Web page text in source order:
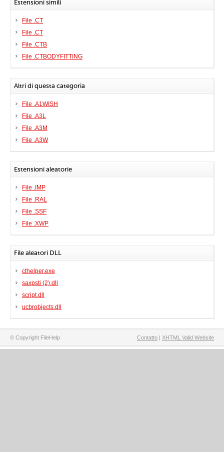
Estensioni simili
File .CT
File .CT
File .CTB
File .CTBODYFITTING
Altri di questa categoria
File .A1WISH
File .A3L
File .A3M
File .A3W
Estensioni aleatorie
File .IMP
File .RAL
File .SSF
File .XWP
File aleatori DLL
cthelper.exe
saxpsti (2).dll
script.dll
ucbrobjects.dll
© Copyright FileHelp Contatto | XHTML Valid Website